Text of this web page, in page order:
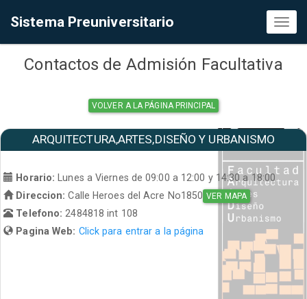
Sistema Preuniversitario
Contactos de Admisión Facultativa
VOLVER A LA PÁGINA PRINCIPAL
ARQUITECTURA,ARTES,DISEÑO Y URBANISMO
Horario:
Lunes a Viernes de 09:00 a 12:00 y 14:30 a 18:00
Direccion: Calle Heroes del Acre No1850 VER MAPA
Telefono: 2484818 int 108
Pagina Web: Click para entrar a la página